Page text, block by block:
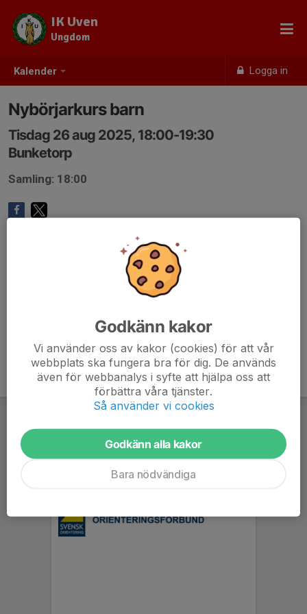
Kalender Logga in
IK Uven
Ungdom
Nybörjarkurs barn
Tisdag 26 aug 2025, 18:00-19:30
Bunketorp
Samling: 18:00
Godkänn kakor
Vi använder oss av kakor (cookies) för att vår
webbplats ska fungera bra för dig. De används
även för webbanalys i syfte att hjälpa oss att
förbättra våra tjänster.
Så använder vi cookies
Godkänn alla kakor
Bara nödvändiga